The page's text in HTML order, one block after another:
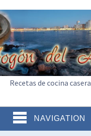
Recetas de cocina casera
NAVIGATION